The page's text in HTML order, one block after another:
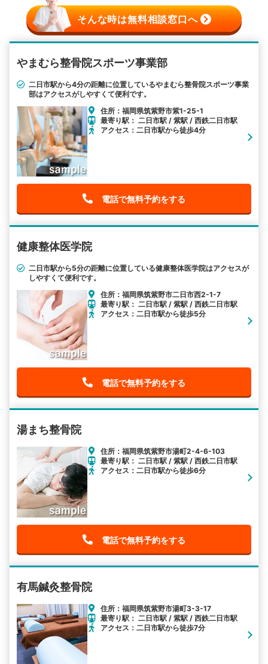
そんな時は無料相談窓口へ
やまむら整骨院スポーツ事業部
二日市駅から4分の距離に位置しているやまむら整骨院スポーツ事業
部はアクセスがしやすくて便利です。
住所：福岡県筑紫野市紫1-25-1
最寄り駅： 二日市駅 / 紫駅 / 西鉄二日市駅
アクセス：二日市駅から徒歩4分
電話で無料予約をする
健康整体医学院
二日市駅から5分の距離に位置している健康整体医学院はアクセスが
しやすくて便利です。
住所：福岡県筑紫野市二日市西2-1-7
最寄り駅： 二日市駅 / 紫駅 / 西鉄二日市駅
アクセス：二日市駅から徒歩5分
電話で無料予約をする
湯まち整骨院
住所：福岡県筑紫野市湯町2-4-6-103
最寄り駅： 二日市駅 / 紫駅 / 西鉄二日市駅
アクセス：二日市駅から徒歩6分
電話で無料予約をする
有馬鍼灸整骨院
住所：福岡県筑紫野市湯町3-3-17
最寄り駅： 二日市駅 / 紫駅 / 西鉄二日市駅
アクセス：二日市駅から徒歩7分